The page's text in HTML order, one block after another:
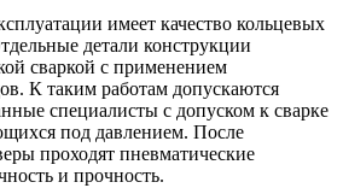
имеет качество кольцевых
детали конструкции
сваркой с применением
К таким работам допускаются
специалисты с допуском к сварке
под давлением. После
проходят пневматические
и прочность.